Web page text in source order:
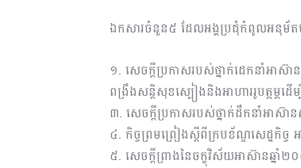
ឯកសារចំនួន៥ ដែលអង្គប្រជុំកំពូលអនុម័ត
១. សេចក្ដីប្រកាសរបស់ថ្នាក់ដេកនាំអាស៊
ពង្រឹងសន្តិសុខស្បៀងនិងអាហាររូបត្ថម្ភដើ
៣. សេចក្ដីប្រកាសរបស់ថ្នាក់ដឹកនាំអាស៊ា
៤. កិច្ចព្រមព្រៀងស្ដីពីក្របខ័ណ្ឌសេដ្ឋកិច្ច
៥. សេចក្ដីព្រាងនៃចក្ខុវិស័យអាស៊ានឆ្នាំ